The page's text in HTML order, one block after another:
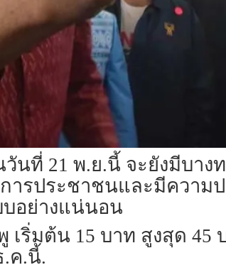
นที่ 21 พ.ย.​นี้ จะยังมีบาง
ารประชาชนและมีความ
บอย่างแน่นอน
ริ่มต้น 15 บาท สูงสุด 45
.ค.นี้.